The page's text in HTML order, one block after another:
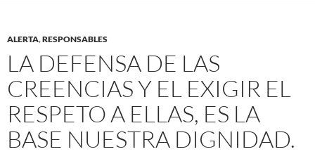
ALERTA,RESPONSABLES
LA DEFENSA DE LAS
CREENCIAS Y EL EXIGIR EL
RESPETO A ELLAS, ES LA
BASE NUESTRA DIGNIDAD.